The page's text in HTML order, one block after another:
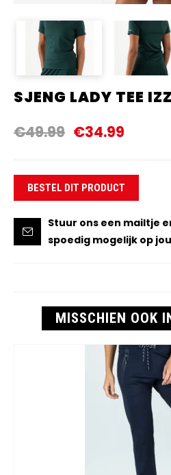
SJENG LADY TEE
€49.99 €34.99
BESTEL DIT PRODUCT
Stuur ons een mailtje
spoedig mogelijk op
MISSCHIEN OOK